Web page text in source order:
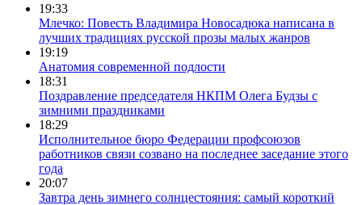
19:33
Млечко: Повесть Владимира Новосадюка написана в
лучших традициях русской прозы малых жанров
19:19
Анатомия современной подлости
18:31
Поздравление председателя НКПМ Олега Будзы с
зимними праздниками
18:29
Исполнительное бюро Федерации профсоюзов
работников связи созвано на последнее заседание этого
года
20:07
Завтра день зимнего солнцестояния: самый короткий